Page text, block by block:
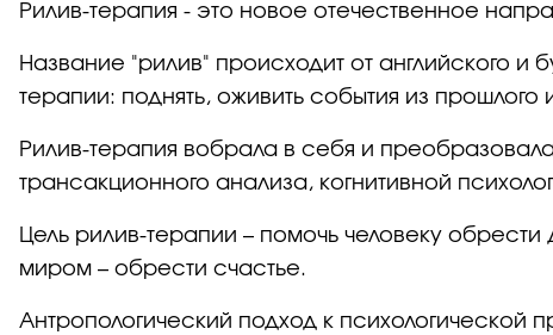
Рилив-терапия - это новое отечественное
Название "рилив" происходит от английского и
терапии: поднять, оживить события из прошлого
Рилив-терапия вобрала в себя и
трансакционного анализа, когнитивной
Цель рилив-терапии – помочь человеку
миром – обрести счастье.
Антропологический подход к психологической